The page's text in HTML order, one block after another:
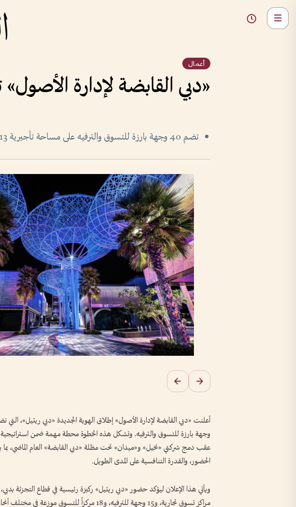
أعمال
«دبي القابضة لإدارة
تضم 40 وجهة بارزة للتسوق والترفيه على مساحة تأجيرية 13 مليون قدم مربع
وجهة بارزة للتسوق والترفيه. وتشكل هذه الخطوة محطة مهمة ضمن استراتيجية
عقب دمج شركتي «نخيل» و«ميدان» تحت مظلة «دبي القابضة» العام الماضي،
الحضور، والقدرة التنافسية على المدى الطويل.